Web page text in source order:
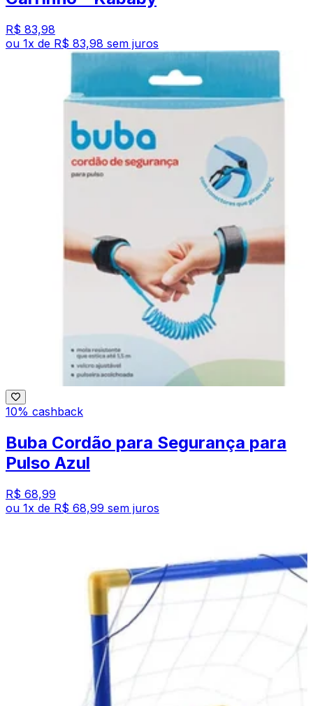
R$ 83,98
ou 1x de R$ 83,98 sem juros
10% cashback
Buba Cordão para Segurança para
Pulso Azul
R$ 68,99
ou 1x de R$ 68,99 sem juros